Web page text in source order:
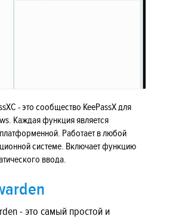
- это сообщество KeePassX для
Каждая функция является
Работает в любой
системе. Включает функцию
ввода.
- это самый простой и